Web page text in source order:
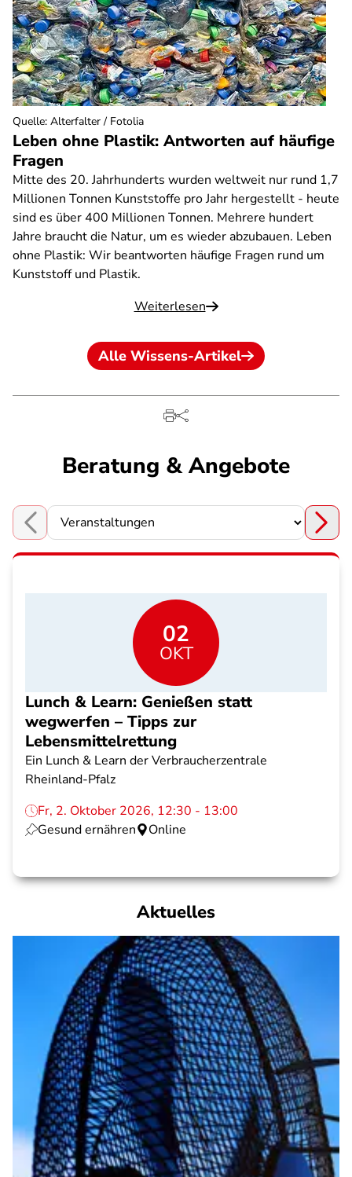
Leben ohne Plastik: Antworten auf häufige
Fragen
Mitte des 20. Jahrhunderts wurden weltweit nur rund 1,7
Millionen Tonnen Kunststoffe pro Jahr hergestellt - heute
sind es über 400 Millionen Tonnen. Mehrere hundert
Jahre braucht die Natur, um es wieder abzubauen. Leben
ohne Plastik: Wir beantworten häufige Fragen rund um
Kunststoff und Plastik.
Weiterlesen
Quelle: Alterfalter / Fotolia
Alle Wissens-Artikel
Beratung & Angebote
Choose a section
02
OKT
Lunch & Learn: Genießen statt
wegwerfen – Tipps zur
Lebensmittelrettung
Ein Lunch & Learn der Verbraucherzentrale
Rheinland-Pfalz
Fr, 2. Oktober 2026, 12:30 - 13:00
Gesund ernähren
Online
Aktuelles